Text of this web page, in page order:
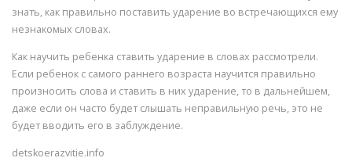
знать, как правильно поставить ударение во встречающихся ему
незнакомых словах.
Как научить ребенка ставить ударение в словах рассмотрели.
Если ребенок с самого раннего возраста научится правильно
произносить слова и ставить в них ударение, то в дальнейшем,
даже если он часто будет слышать неправильную речь, это не
будет вводить его в заблуждение.
detskoerazvitie.info